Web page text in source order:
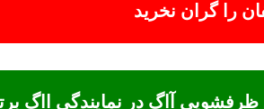
را گران نخرید